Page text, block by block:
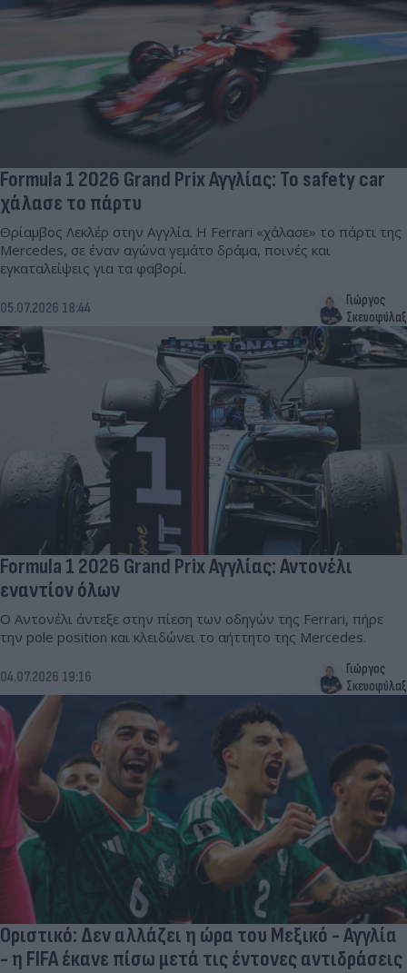
Formula 1 2026 Grand Prix Αγγλίας: Το safety car
χάλασε το πάρτυ
Θρίαμβος Λεκλέρ στην Αγγλία. Η Ferrari «χάλασε» το πάρτι της
Mercedes, σε έναν αγώνα γεμάτο δράμα, ποινές και
εγκαταλείψεις για τα φαβορί.
05.07.2026 18:44
Γιώργος
Σκευοφύλαξ
Formula 1 2026 Grand Prix Αγγλίας: Αντονέλι
εναντίον όλων
Ο Αντονέλι άντεξε στην πίεση των οδηγών της Ferrari, πήρε
την pole position και κλειδώνει το αήττητο της Mercedes.
04.07.2026 19:16
Γιώργος
Σκευοφύλαξ
Οριστικό: Δεν αλλάζει η ώρα του Μεξικό - Αγγλία
- η FIFA έκανε πίσω μετά τις έντονες αντιδράσεις